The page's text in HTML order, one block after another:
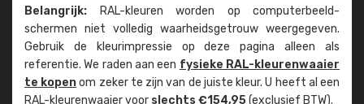
Belangrijk: RAL-kleuren worden op computer­beeld­
schermen niet volledig waarheids­­getrouw weer­gegeven.
Gebruik de kleur­impressie op deze pagina alleen als
referentie. We raden aan een fysieke RAL-kleuren­waaier
te kopenom zeker te zijn van de juiste kleur. U heeft al een
RAL-kleuren­waaier voor slechts €154,95(exclusief BTW).